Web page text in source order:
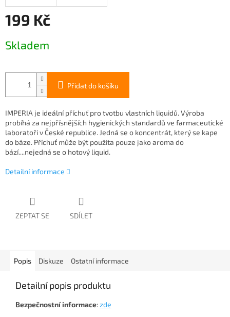
199 Kč
cena:
Skladem
Přidat do košíku
IMPERIA je ideální příchuť pro tvotbu vlastních liquidů. Výroba
probíhá za nejpřísnějších hygienických standardů ve farmaceutické
laboratoři v České republice. Jedná se o koncentrát, který se kape
do báze. Příchuť může být použita pouze jako aroma do
bází....nejedná se o hotový liquid.
Detailní informace
ZEPTAT SE SDÍLET
Popis Diskuze Ostatní informace
Detailní popis produktu
Bezpečnostní informace:zde